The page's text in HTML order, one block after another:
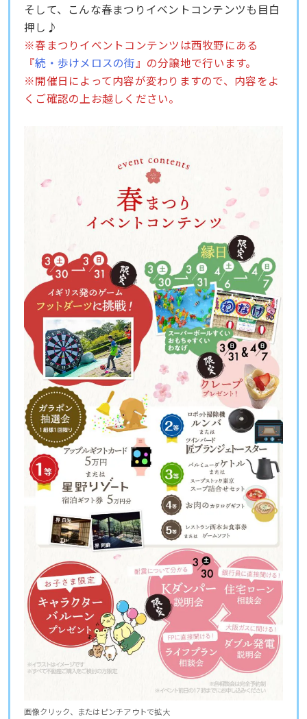
そして、こんな春まつりイベントコンテンツも目白
押し♪
※春まつりイベントコンテンツは西牧野にある
『続・歩けメロスの街 』の分譲地で行います。
※開催日によって内容が変わりますので、内容をよ
くご確認の上お越しください。
画像クリック、またはピンチアウトで拡大